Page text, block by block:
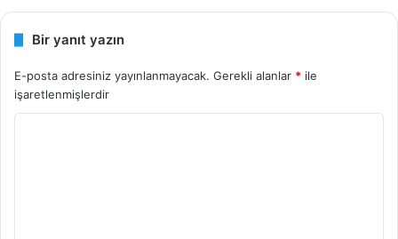
Bir yanıt yazın
E-posta adresiniz yayınlanmayacak. Gerekli alanlar * ile
işaretlenmişlerdir